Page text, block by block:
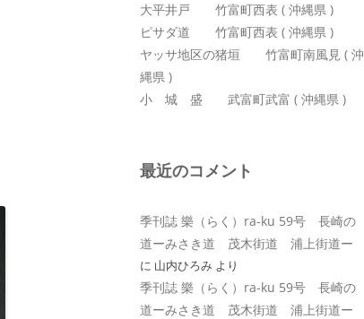
大平井戸 竹富町西表 ( 沖縄県 )
ピサダ道 竹富町西表 ( 沖縄県 )
ヤッサ地区の猪垣 竹富町南風見 ( 沖
縄県 )
小 城 盛 武富町武富 ( 沖縄県 )
最近のコメント
季刊誌 樂（らく）ra-ku 59号 長崎の
道ーみさき道 茂木街道 浦上街道ー
に 山内ひろみ より
季刊誌 樂（らく）ra-ku 59号 長崎の
道ーみさき道 茂木街道 浦上街道ー